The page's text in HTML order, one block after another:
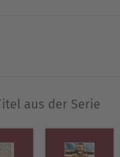
und Priesterinnen
Umhang, das
Priester und
Jahren intensiv mit
aus der Serie